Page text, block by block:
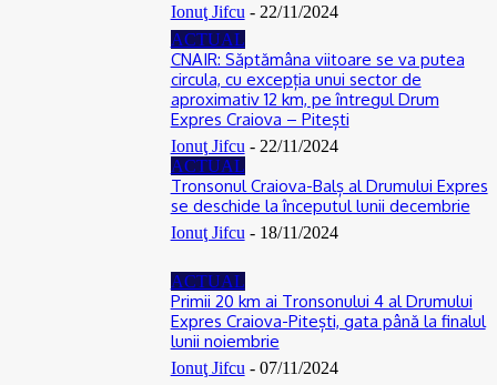
Ionuţ Jifcu - 22/11/2024
ACTUAL
CNAIR: Săptămâna viitoare se va putea
circula, cu excepția unui sector de
aproximativ 12 km, pe întregul Drum
Expres Craiova – Pitești
Ionuţ Jifcu - 22/11/2024
ACTUAL
Tronsonul Craiova-Balș al Drumului Expres
se deschide la începutul lunii decembrie
Ionuţ Jifcu - 18/11/2024
ACTUAL
Primii 20 km ai Tronsonului 4 al Drumului
Expres Craiova-Pitești, gata până la finalul
lunii noiembrie
Ionuţ Jifcu - 07/11/2024